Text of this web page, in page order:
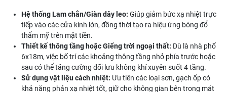
Hệ thống Lam chắn/Giàn dây leo: Giúp giảm bức xạ nhiệt trực
tiếp vào các cửa kính lớn, đồng thời tạo ra hiệu ứng bóng đổ
thẩm mỹ trên mặt tiền.
Thiết kế thông tầng hoặc Giếng trời ngoại thất: Dù là nhà phố
6x18m, việc bố trí các khoảng thông tầng nhỏ phía trước hoặc
sau có thể tăng cường đối lưu không khí xuyên suốt 4 tầng.
Sử dụng vật liệu cách nhiệt: Ưu tiên các loại sơn, gạch ốp có
khả năng phản xạ nhiệt tốt, giữ cho không gian bên trong mát